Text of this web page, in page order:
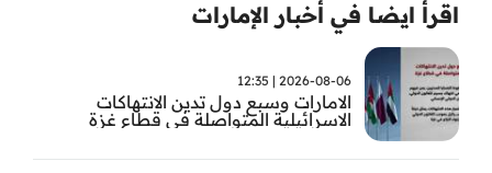
اقرأ ايضا في أخبار الإمارات
2026-08-06 | 12:35
الامارات وسبع دول تدين الانتهاكات
الاسرائيلية المتواصلة في قطاع غزة